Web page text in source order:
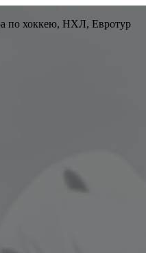
по хоккею, НХЛ, Евротур